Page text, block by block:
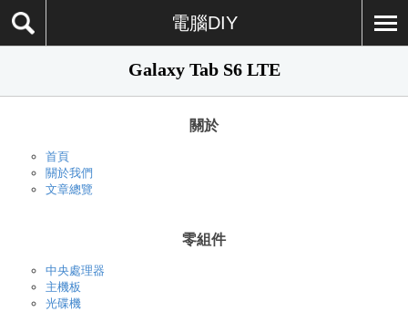
電腦DIY
Galaxy Tab S6 LTE
關於
首頁
關於我們
文章總覽
零組件
中央處理器
主機板
光碟機